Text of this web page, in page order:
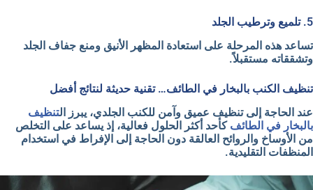
5. تلميع وترطيب الجلد
تساعد هذه المرحلة على استعادة المظهر الأنيق ومنع جفاف الجلد
وتشققاته مستقبلاً.
تنظيف الكنب بالبخار في الطائف… تقنية حديثة لنتائج أفضل
عند الحاجة إلى تنظيف عميق وآمن للكنب الجلدي، يبرز التنظيف
بالبخار في الطائف كأحد أكثر الحلول فعالية، إذ يساعد على التخلص
من الأوساخ والروائح العالقة دون الحاجة إلى الإفراط في استخدام
المنظفات التقليدية.